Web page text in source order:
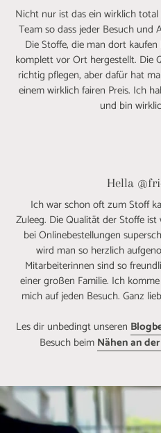
Nicht nur ist das ein wirklich
Team so dass jeder Besuch
Die Stoffe, die man dort
komplett vor Ort hergestellt. Die
richtig pflegen, aber dafür hat
einem wirklich fairen Preis. Ich
und bin
Hella
Ich war schon oft zum Stoff
Zuleeg. Die Qualität der Stoffe
bei Onlinebestellungen
wird man so herzlich
Mitarbeiterinnen sind so
einer großen Familie. Ich
mich auf jeden Besuch. Ganz
Les dir unbedingt unseren
Besuch beim Nähen an